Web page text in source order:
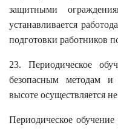
защитными
устанавливается
подготовки работников
23. Периодическое
безопасным методам
высоте осуществляется
Периодическое